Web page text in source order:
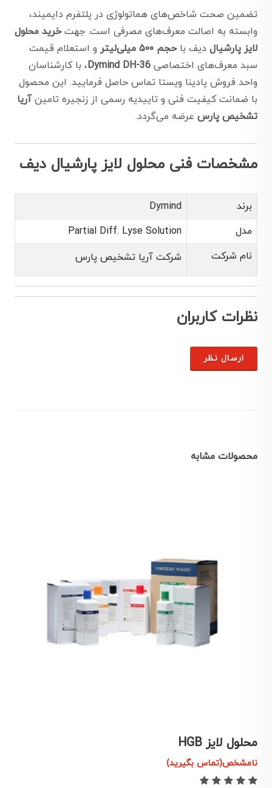
تضمین صحت شاخص‌های هماتولوژی در پلتفرم دایمیند،
وابسته به اصالت معرف‌های مصرفی است. جهتخرید محلول
لایز پارشیال دیف باحجم ۵۰۰ میلی‌لیتر
و استعلام قیمت
سبد معرف‌های اختصاصی Dymind DH-36، با کارشناسان
واحد فروش پادینا ویستا تماس حاصل فرمایید. این محصول
با ضمانت کیفیت فنی و تاییدیه رسمی از زنجیره تامینآریا
تشخیص پارس عرضه می‌گردد.
مشخصات فنی محلول لایز پارشیال دیف
برند
Dymind
مدل
Partial Diff. Lyse Solution
نام شرکت
شرکت آریا تشخیص پارس
نظرات کاربران
ارسال نظر
محصولات مشابه
محلول لایز HGB
نامشخص(تماس بگیرید)